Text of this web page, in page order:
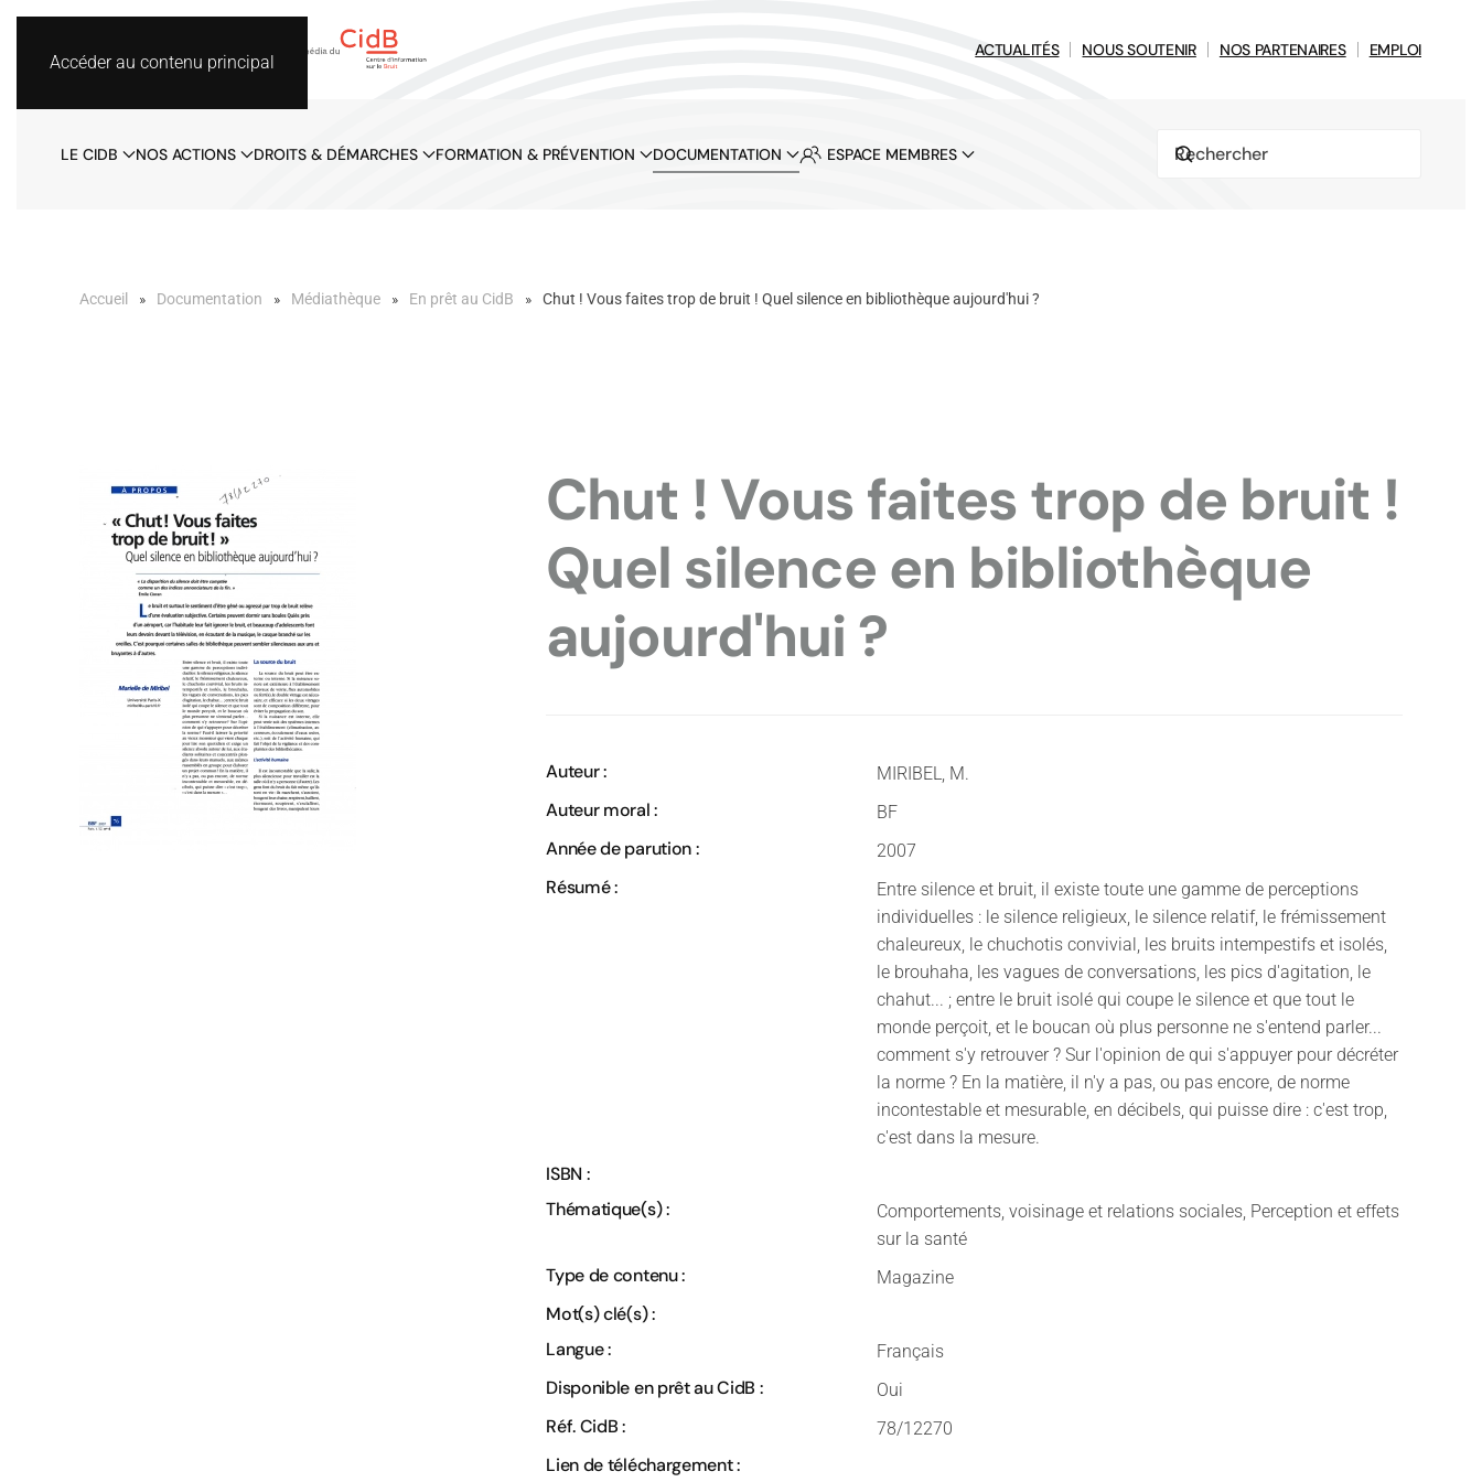
Accéder au contenu principal
ACTUALITÉS NOUS SOUTENIR NOS PARTENAIRES EMPLOI
LE CIDB NOS ACTIONS DROITS & DÉMARCHES FORMATION & PRÉVENTION DOCUMENTATION ESPACE MEMBRES
Accueil Documentation Médiathèque En prêt au CidB Chut ! Vous faites trop de bruit ! Quel silence en bibliothèque aujourd'hui ?
Chut ! Vous faites trop de bruit !
Quel silence en bibliothèque
aujourd'hui ?
Auteur : MIRIBEL, M.
Auteur moral : BF
Année de parution : 2007
Résumé :
Entre silence et bruit, il existe toute une gamme de perceptions
individuelles : le silence religieux, le silence relatif, le frémissement
chaleureux, le chuchotis convivial, les bruits intempestifs et isolés,
le brouhaha, les vagues de conversations, les pics d'agitation, le
chahut... ; entre le bruit isolé qui coupe le silence et que tout le
monde perçoit, et le boucan où plus personne ne s'entend parler...
comment s'y retrouver ? Sur l'opinion de qui s'appuyer pour décréter
la norme ? En la matière, il n'y a pas, ou pas encore, de norme
incontestable et mesurable, en décibels, qui puisse dire : c'est trop,
c'est dans la mesure.
ISBN :
Thématique(s) :
Comportements, voisinage et relations sociales, Perception et effets
sur la santé
Type de contenu : Magazine
Mot(s) clé(s) :
Langue :
Français
Disponible en prêt au CidB : Oui
Réf. CidB : 78/12270
Lien de téléchargement :